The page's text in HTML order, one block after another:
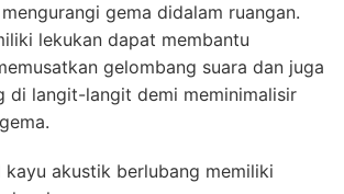
gema didalam ruangan.
lekukan dapat membantu
gelombang suara dan juga
di langit-langit demi meminimalisir
kayu akustik berlubang memiliki